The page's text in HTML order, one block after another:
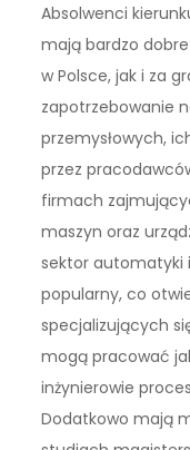
Absolwenci
mają bardzo
w Polsce, jak i za
zapotrzebowanie
przemysłowych,
przez
firmach
maszyn oraz
sektor automatyki
popularny, co
specjalizujących
mogą pracować
inżynierowie
Dodatkowo mają